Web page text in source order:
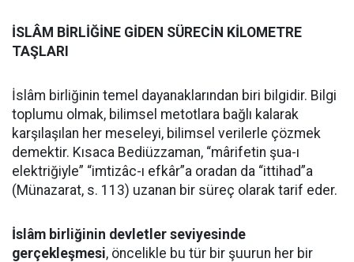
İSLÂM BİRLİĞİNE GİDEN SÜRECİN KİLOMETRE
TAŞLARI
İslâm birliğinin temel dayanaklarından biri bilgidir. Bilgi
toplumu olmak, bilimsel metotlara bağlı kalarak
karşılaşılan her meseleyi, bilimsel verilerle çözmek
demektir. Kısaca Bediüzzaman, “mârifetin şua-ı
elektriğiyle” “imtizâc-ı efkâr”a oradan da “ittihad”a
(Münazarat, s. 113) uzanan bir süreç olarak tarif eder.
İslâm birliğinin devletler seviyesinde
gerçekleşmesi, öncelikle bu tür bir şuurun her bir